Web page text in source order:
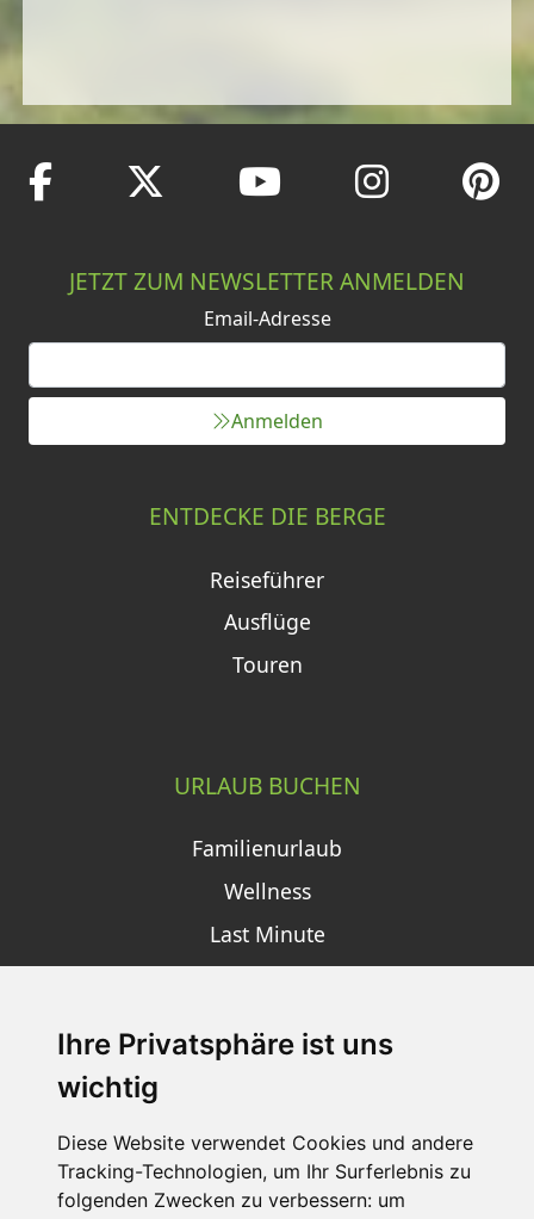
Ihre Privatsphäre ist uns
wichtig
Diese Website verwendet Cookies und andere
Tracking-Technologien, um Ihr Surferlebnis zu
folgenden Zwecken zu verbessern: um
JETZT ZUM NEWSLETTER ANMELDEN
Email-Adresse
Anmelden
ENTDECKE DIE BERGE
Reiseführer
Ausflüge
Touren
URLAUB BUCHEN
Familienurlaub
Wellness
Last Minute
SCHNEEHÖHEN SKI APP
Die Schneehoehen Ski APP für iOS und Android - Ein
Muss für alle Wintersportler und Schneefreaks!